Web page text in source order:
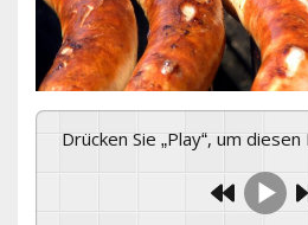
Drücken Sie „Play“, um